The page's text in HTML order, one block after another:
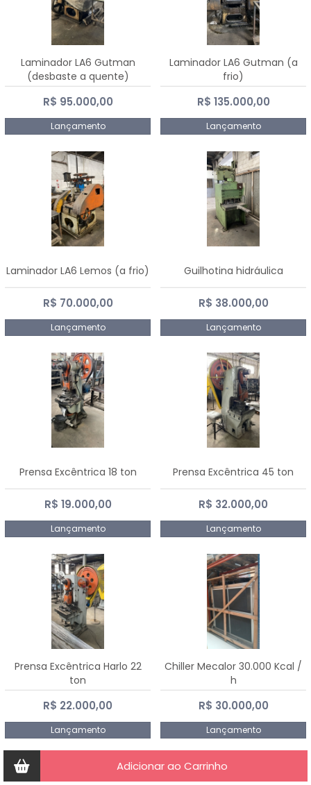
Laminador LA6 Gutman
(desbaste a quente)
R$ 95.000,00
Lançamento
Laminador LA6 Gutman (a
frio)
R$ 135.000,00
Lançamento
Laminador LA6 Lemos (a frio)
R$ 70.000,00
Lançamento
Guilhotina hidráulica
R$ 38.000,00
Lançamento
Prensa Excêntrica 18 ton
R$ 19.000,00
Lançamento
Prensa Excêntrica 45 ton
R$ 32.000,00
Lançamento
Prensa Excêntrica Harlo 22
ton
R$ 22.000,00
Lançamento
Chiller Mecalor 30.000 Kcal /
h
R$ 30.000,00
Lançamento
Adicionar ao Carrinho